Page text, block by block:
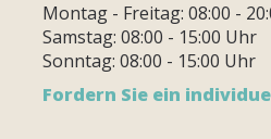
Montag - Freitag: 08:00 -
Samstag: 08:00 - 15:00 Uhr
Sonntag: 08:00 - 15:00 Uhr
Fordern Sie ein